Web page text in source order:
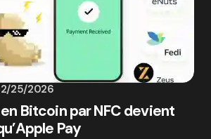
25/2026
Bitcoin par NFC devient
Pay